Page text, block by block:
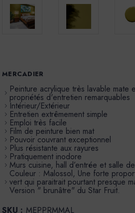
MERCADIER
Peinture acrylique très lavable mate
propriétés d'entretien remarquables
Intérieur/Extérieur
Entretien extrêmement simple
Emploi très facile
Film de peinture bien mat
Pouvoir couvrant exceptionnel
Plus résistante aux rayures
Pratiquement inodore
Murs cuisine, hall d’entrée et salle
Couleur : Malossol, Une forte
vert qui paraitrait pourtant presque
Version " brunâtre" du Star Fruit.
SKU : MEPPRMMAL